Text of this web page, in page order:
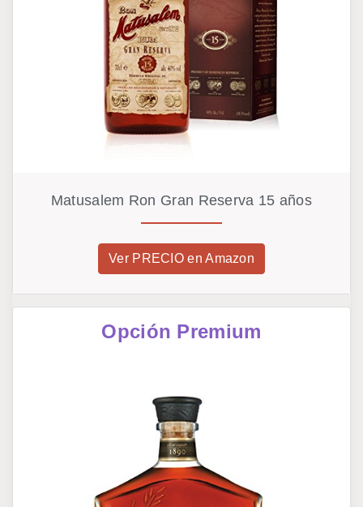
Matusalem Ron Gran Reserva 15 años
Ver PRECIO en Amazon
Opción Premium